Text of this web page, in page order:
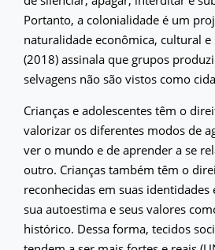
Portanto, a colonialidade é um
naturalidade econômica, cultural
(2018) assinala que grupos
selvagens não são vistos como
Crianças e adolescentes têm o
valorizar os diferentes modos de
ver o mundo e de aprender a se
outro. Crianças também têm o
reconhecidas em suas identidades
sua autoestima e seus valores
histórico. Dessa forma, tecidos